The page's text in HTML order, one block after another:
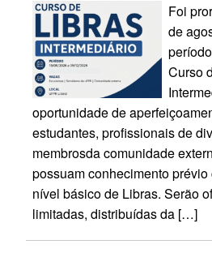
Foi
de
Curso
oportunidade de
estudantes, profissionais de
membrosda comunidade
possuam conhecimento
nível básico de Libras. Serão
limitadas, distribuídas da […]